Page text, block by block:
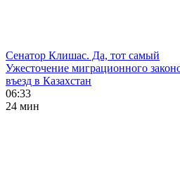
Сенатор Клишас. Да, тот самый
Ужесточение миграционного
въезд в Казахстан
06:33
24 мин